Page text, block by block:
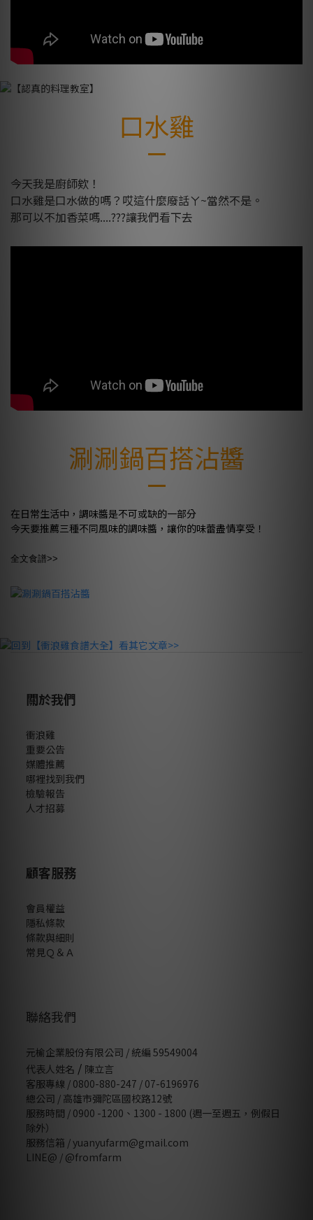
口水雞
今天我是廚師欸！
口水雞是口水做的嗎？哎這什麼廢話ㄚ~當然不是。
那可以不加香菜嗎....???讓我們看下去
涮涮鍋百搭沾醬
在日常生活中，調味醬是不可或缺的一部分
今天要推薦三種不同風味的調味醬，讓你的味蕾盡情享受！
全文食譜>>
關於我們
衝浪雞
重要公告
媒體推薦
哪裡找到我們
檢驗報告
人才招募
顧客服務
會員權益
隱私條款
條款與細則
常見Ｑ＆Ａ
聯絡我們
元榆企業股份有限公司 / 統編 59549004
代表人姓名 / 陳立言
客服專線 / 0800-880-247 / 07-6196976
總公司 / 高雄市彌陀區國校路12號
服務時間 / 0900 -1200、1300 - 1800 (週一至週五，例假日
除外）
服務信箱 / yuanyufarm@gmail.com
LINE@ / @fromfarm